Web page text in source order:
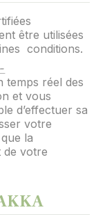
être utilisées
conditions.
réel des
et vous
d’effectuer sa
votre
la
de votre